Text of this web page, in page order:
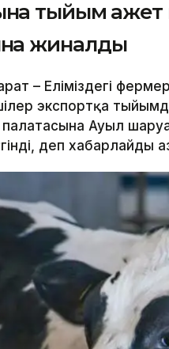
тыйым
жиналды
– Еліміздегі
экспортқа
Ауыл
деп хабарлайды